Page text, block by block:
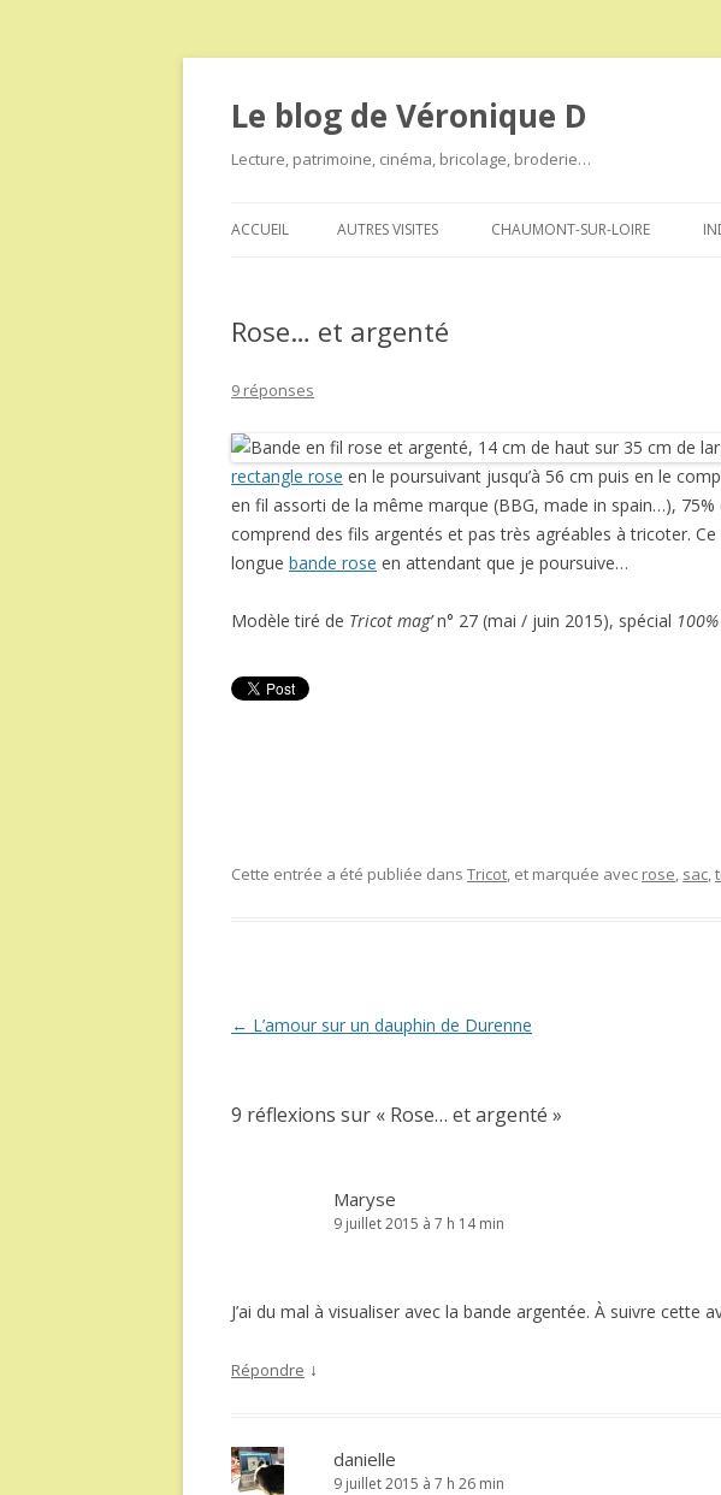
Le blog de Véronique D
Lecture, patrimoine, cinéma, bricolage, broderie…
ACCUEIL AUTRES VISITES CHAUMONT-SUR-LOIRE
Rose… et argenté
9 réponses
rectangle rose en le poursuivant jusqu’à 56 cm puis en le
en fil assorti de la même marque (BBG, made in spain…),
comprend des fils argentés et pas très agréables à tricoter.
longue bande rose en attendant que je poursuive…
Modèle tiré de Tricot mag’n° 27 (mai / juin 2015), spécial
Cette entrée a été publiée dans Tricot, et marquée avec rose, sac,
Navigation
← L’amour sur un dauphin de Durenne
9 réflexions sur « Rose… et argenté »
Maryse
9 juillet 2015 à 7 h 14 min
J’ai du mal à visualiser avec la bande argentée. À suivre cette
Répondre ↓
danielle
9 juillet 2015 à 7 h 26 min